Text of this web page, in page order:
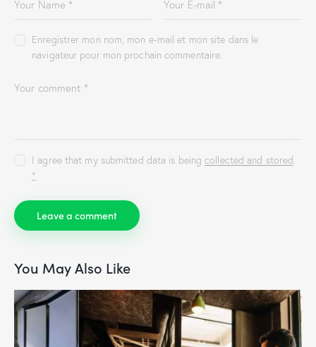
Enregistrer mon nom, mon e-mail et mon site dans le
navigateur pour mon prochain commentaire.
I agree that my submitted data is beingcollected and stored.
*
You May Also Like